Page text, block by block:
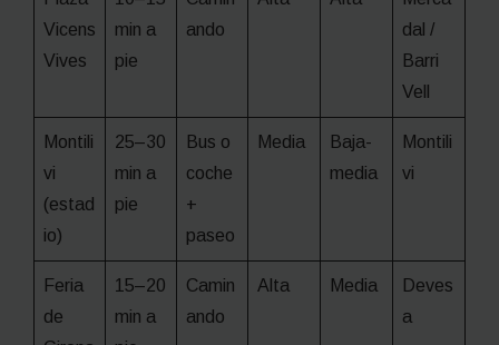
Vicens
Vives
min a
pie
ando
dal /
Barri
Vell
Montili
vi
(estad
io)
25–30
min a
pie
Bus o
coche
+
paseo
Media
Baja-
media
Montili
vi
Feria
de
15–20
min a
Camin
ando
Alta Media
Deves
a